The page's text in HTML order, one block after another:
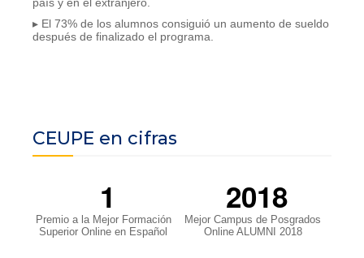
▸ El 73% de los alumnos consiguió un aumento de sueldo
después de finalizado el programa.
CEUPE en cifras
1
Premio a la Mejor Formación
Superior Online en Español
2018
Mejor Campus de Posgrados
Online ALUMNI 2018